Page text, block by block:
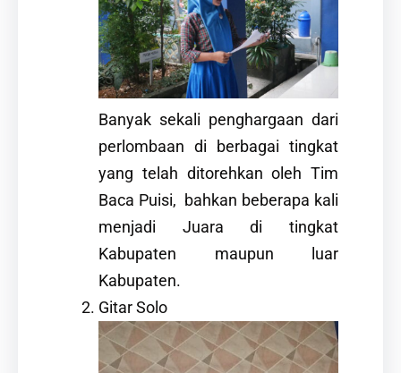
Banyak sekali penghargaan dari
perlombaan di berbagai tingkat
yang telah ditorehkan oleh Tim
Baca Puisi, bahkan beberapa kali
menjadi Juara di tingkat
Kabupaten maupun luar
Kabupaten.
Gitar Solo